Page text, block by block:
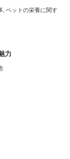
ペットの栄養に関す
力